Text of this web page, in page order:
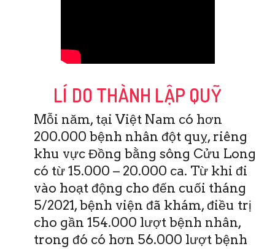
LÍ DO THÀNH LẬP QUỸ
Mỗi năm, tại Việt Nam có hơn
200.000 bệnh nhân đột quỵ, riêng
khu vực Đồng bằng sông Cửu Long
có từ 15.000 – 20.000 ca. Từ khi đi
vào hoạt động cho đến cuối tháng
5/2021, bệnh viện đã khám, điều trị
cho gần 154.000 lượt bệnh nhân,
trong đó có hơn 56.000 lượt bệnh